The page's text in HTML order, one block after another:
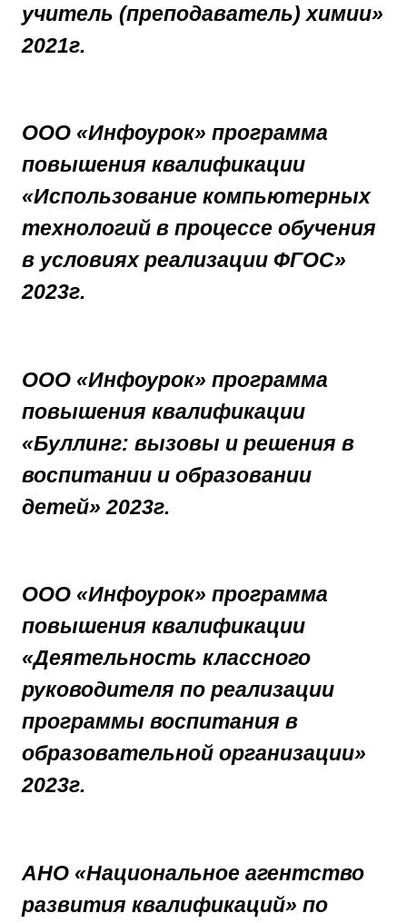
учитель (преподаватель) химии»
2021г.
ООО «Инфоурок» программа
повышения квалификации
«Использование компьютерных
технологий в процессе обучения
в условиях реализации ФГОС»
2023г.
ООО «Инфоурок» программа
повышения квалификации
«Буллинг: вызовы и решения в
воспитании и образовании
детей» 2023г.
ООО «Инфоурок» программа
повышения квалификации
«Деятельность классного
руководителя по реализации
программы воспитания в
образовательной организации»
2023г.
АНО «Национальное агентство
развития квалификаций» по